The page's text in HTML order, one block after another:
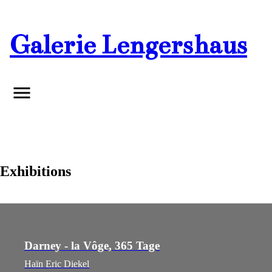
Galerie Lengershaus
Exhibitions
Darney - la Vôge, 365 Tage
Haïn Eric Diekel